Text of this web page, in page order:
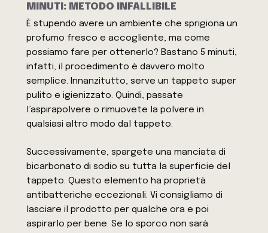
MINUTI: METODO INFALLIBILE
È stupendo avere un ambiente che sprigiona un
profumo fresco e accogliente, ma come
possiamo fare per ottenerlo? Bastano 5 minuti,
infatti, il procedimento è davvero molto
semplice. Innanzitutto, serve un tappeto super
pulito e igienizzato. Quindi, passate
l’aspirapolvere o rimuovete la polvere in
qualsiasi altro modo dal tappeto.
Successivamente, spargete una manciata di
bicarbonato di sodio su tutta la superficie del
tappeto. Questo elemento ha proprietà
antibatteriche eccezionali. Vi consigliamo di
lasciare il prodotto per qualche ora e poi
aspirarlo per bene. Se lo sporco non sarà